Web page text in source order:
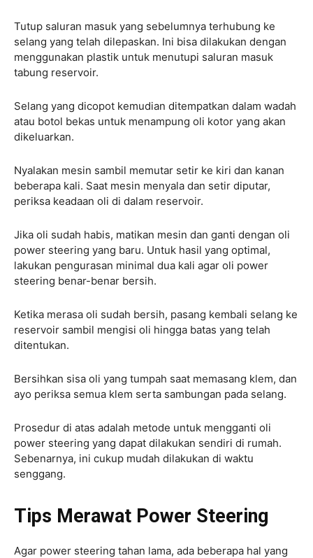
Tutup saluran masuk yang sebelumnya terhubung ke
selang yang telah dilepaskan. Ini bisa dilakukan dengan
menggunakan plastik untuk menutupi saluran masuk
tabung reservoir.
Selang yang dicopot kemudian ditempatkan dalam wadah
atau botol bekas untuk menampung oli kotor yang akan
dikeluarkan.
Nyalakan mesin sambil memutar setir ke kiri dan kanan
beberapa kali. Saat mesin menyala dan setir diputar,
periksa keadaan oli di dalam reservoir.
Jika oli sudah habis, matikan mesin dan ganti dengan oli
power steering yang baru. Untuk hasil yang optimal,
lakukan pengurasan minimal dua kali agar oli power
steering benar-benar bersih.
Ketika merasa oli sudah bersih, pasang kembali selang ke
reservoir sambil mengisi oli hingga batas yang telah
ditentukan.
Bersihkan sisa oli yang tumpah saat memasang klem, dan
ayo periksa semua klem serta sambungan pada selang.
Prosedur di atas adalah metode untuk mengganti oli
power steering yang dapat dilakukan sendiri di rumah.
Sebenarnya, ini cukup mudah dilakukan di waktu
senggang.
Tips Merawat Power Steering
Agar power steering tahan lama, ada beberapa hal yang